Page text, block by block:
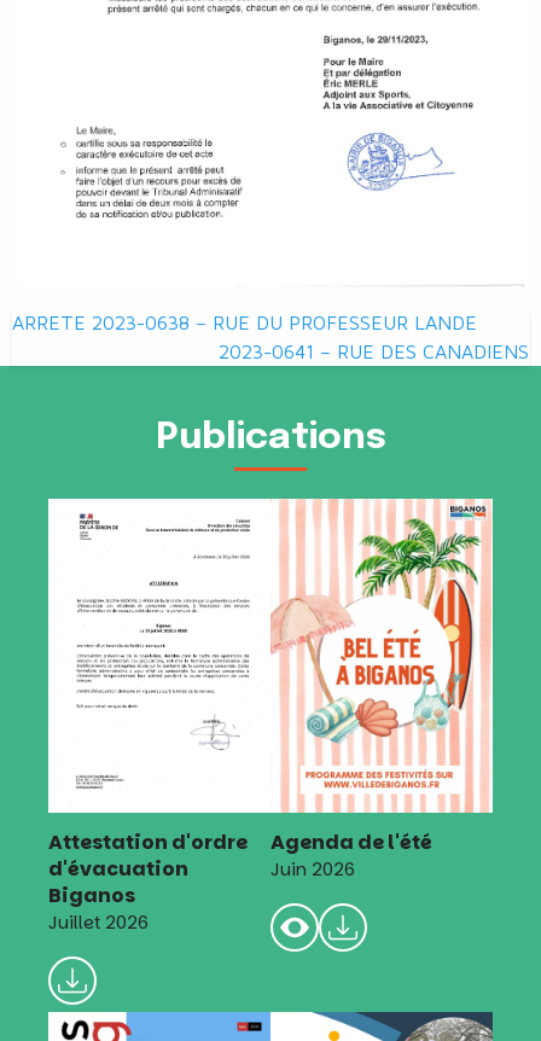
Navigation
de
ARRETE 2023-0638 – RUE DU PROFESSEUR LANDE
2023-0641 – RUE DES CANADIENS
Publications
Attestation d'ordre
d'évacuation
Biganos
Juillet 2026
Agenda de l'été
Juin 2026